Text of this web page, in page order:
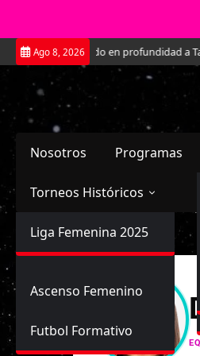
Saltar
al
contenido
Ago 8, 2026
Conociendo en profundidad a Tais
Nosotros Programas
Torneos Históricos
Primera División
Femenina
Liga Femenina 2025
Ascenso Femenino
Futbol Formativo